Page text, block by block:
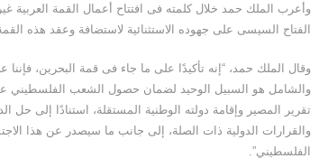
وأعرب الملك حمد خلال كلمته فى افتتاح أعمال القمة العربية
الفتاح السيسى على جهوده الاستثنائية لاستضافة وعقد هذه
وقال الملك حمد، “إنه تأكيدًا على ما جاء فى قمة البحرين،
والشامل هو السبيل الوحيد لضمان حصول الشعب الفلسطيني
تقرير المصير وإقامة دولته الوطنية المستقلة، استنادًا إلى حل
والقرارات الدولية ذات الصلة، إلى جانب ما سيصدر عن هذا
الفلسطيني”.